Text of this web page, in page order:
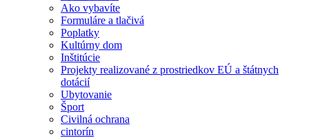
Ako vybavíte
Formuláre a tlačivá
Poplatky
Kultúrny dom
Inštitúcie
Projekty realizované z prostriedkov EÚ a štátnych
dotácií
Ubytovanie
Šport
Civilná ochrana
cintorín